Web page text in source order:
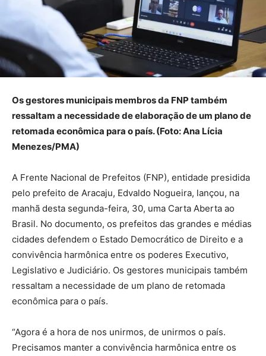
Os gestores municipais membros da FNP também
ressaltam a necessidade de elaboração de um plano de
retomada econômica para o país. (Foto: Ana Lícia
Menezes/PMA)
A Frente Nacional de Prefeitos (FNP), entidade presidida
pelo prefeito de Aracaju, Edvaldo Nogueira, lançou, na
manhã desta segunda-feira, 30, uma Carta Aberta ao
Brasil. No documento, os prefeitos das grandes e médias
cidades defendem o Estado Democrático de Direito e a
convivência harmônica entre os poderes Executivo,
Legislativo e Judiciário. Os gestores municipais também
ressaltam a necessidade de um plano de retomada
econômica para o país.
“Agora é a hora de nos unirmos, de unirmos o país.
Precisamos manter a convivência harmônica entre os